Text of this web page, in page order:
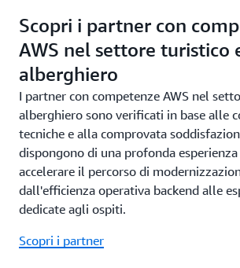
Scopri i partner con
AWS nel settore turistico
alberghiero
I partner con competenze AWS nel
alberghiero sono verificati in base alle
tecniche e alla comprovata
dispongono di una profonda
accelerare il percorso di
dall'efficienza operativa backend alle
dedicate agli ospiti.
Scopri i partner